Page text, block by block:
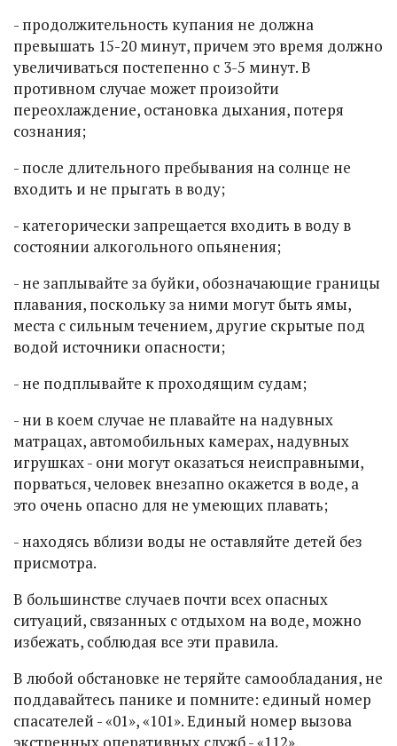
- продолжительность купания не должна
превышать 15-20 минут, причем это время должно
увеличиваться постепенно с 3-5 минут. В
противном случае может произойти
переохлаждение, остановка дыхания, потеря
сознания;
- после длительного пребывания на солнце не
входить и не прыгать в воду;
- категорически запрещается входить в воду в
состоянии алкогольного опьянения;
- не заплывайте за буйки, обозначающие границы
плавания, поскольку за ними могут быть ямы,
места с сильным течением, другие скрытые под
водой источники опасности;
- не подплывайте к проходящим судам;
- ни в коем случае не плавайте на надувных
матрацах, автомобильных камерах, надувных
игрушках - они могут оказаться неисправными,
порваться, человек внезапно окажется в воде, а
это очень опасно для не умеющих плавать;
- находясь вблизи воды не оставляйте детей без
присмотра.
В большинстве случаев почти всех опасных
ситуаций, связанных с отдыхом на воде, можно
избежать, соблюдая все эти правила.
В любой обстановке не теряйте самообладания, не
поддавайтесь панике и помните: единый номер
спасателей - «01», «101». Единый номер вызова